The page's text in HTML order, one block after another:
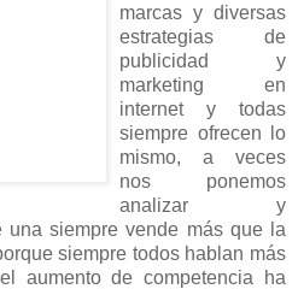
marcas y diversas
estrategias de
publicidad y
marketing en
internet y todas
siempre ofrecen lo
mismo, a veces
nos ponemos
analizar y
una siempre vende más que la
siempre todos hablan más
aumento de competencia ha